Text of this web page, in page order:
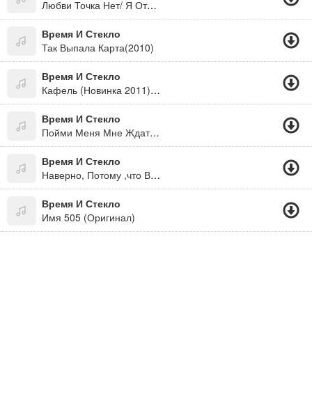
Любви Точка Нет/ Я Отрываю Мысли От Земли, И В Памяти Моей Тебя Ласкаю, И Тот Пожар, Что Мы С Тобой Зажгли, По-Прежнему В Душе Моей Пылает..
Время И Стекло
Так Выпала Карта(2010)
Время И Стекло
Кафель (Новинка 2011) ( Знай Что Ангелы Не Спят, Они Смотрят На Тебя, Они Смотрят На Тебя...)
Время И Стекло
Пойми Меня Мне Ждать Так Трудно, Хочу Я Ранним Летним Утром С Тобою Слиться Воедино, Просто Мне Необходимо, Устал Я Ждать, Надеяться, Во Что-То Верить...
Время И Стекло
Наверно, Потому ,что Всё Это Мои Чу-Чу-Чувства!
Время И Стекло
Имя 505 (Оригинал)